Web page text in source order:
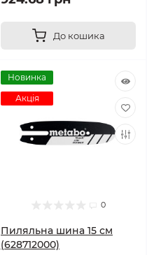
До кошика
Новинка
Акція
0
Пиляльна шина 15 см
(628712000)